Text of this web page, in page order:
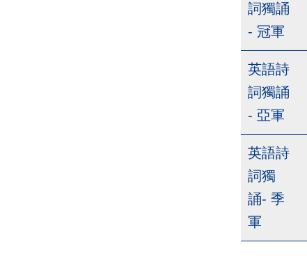
詞獨誦
- 冠軍
英語詩
詞獨誦
- 亞軍
英語詩
詞獨
誦- 季
軍